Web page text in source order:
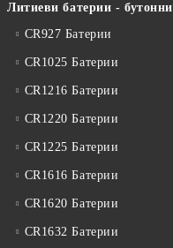
Литиеви батерии - бутонни
CR927 Батерии
CR1025 Батерии
CR1216 Батерии
CR1220 Батерии
CR1225 Батерии
CR1616 Батерии
CR1620 Батерии
CR1632 Батерии